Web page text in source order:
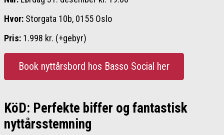
Hvor: Storgata 10b, 0155 Oslo
Pris: 1.998 kr. (+gebyr)
Book nyttårsbord hos Basso Social her
KöD: Perfekte biffer og fantastisk
nyttårsstemning